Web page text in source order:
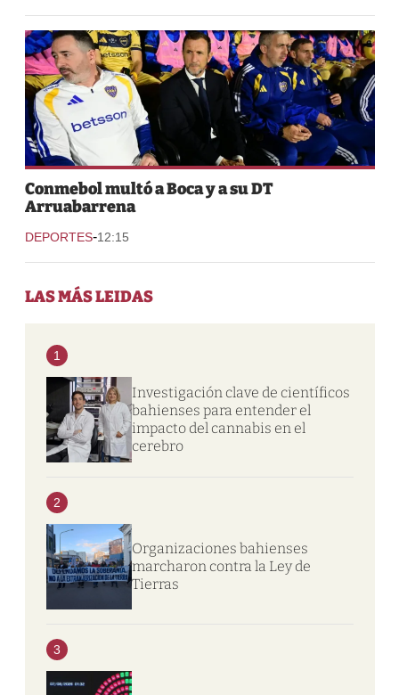
Conmebol multó a Boca y a su DT
Arruabarrena
DEPORTES-12:15
LAS MÁS LEIDAS
1
Investigación clave de científicos
bahienses para entender el
impacto del cannabis en el
cerebro
2
Organizaciones bahienses
marcharon contra la Ley de
Tierras
3